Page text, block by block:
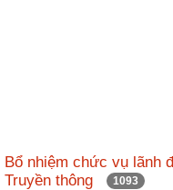
Bổ nhiệm chức vụ lãnh
Truyền thông
1093